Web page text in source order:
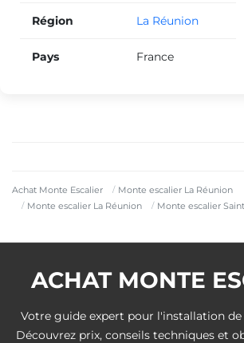
Achat Monte Escalier
Monte escalier La Réunion
Monte escalier La Réunion
Monte escalier
Région La Réunion
Pays France
ACHAT MONTE
Votre guide expert pour l'installation de
Découvrez prix, conseils techniques et